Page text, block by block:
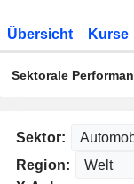
Übersicht Kurse
Sektorale
Sektor:
Region: